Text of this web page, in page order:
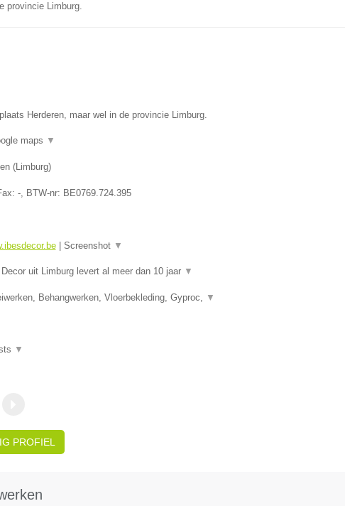
provincie Limburg.
Herderen, maar wel in de provincie Limburg.
maps ▼
(Limburg)
-, BTW-nr: BE0769.724.395
| Screenshot ▼
uit Limburg levert al meer dan 10 jaar ▼
Behangwerken, Vloerbekleding, Gyproc, ▼
▼
PROFIEL